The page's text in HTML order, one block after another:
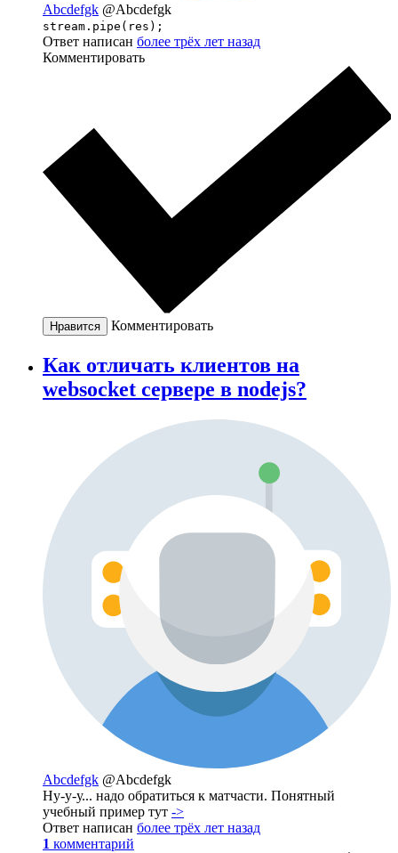
Abcdefgk @Abcdefgk
stream.pipe(res);
Ответ написан более трёх лет назад
Комментировать
Нравится Комментировать
Как отличать клиентов на
websocket сервере в nodejs?
Abcdefgk @Abcdefgk
Ну-у-у... надо обратиться к матчасти. Понятный
учебный пример тут ->
Ответ написан более трёх лет назад
1 комментарий